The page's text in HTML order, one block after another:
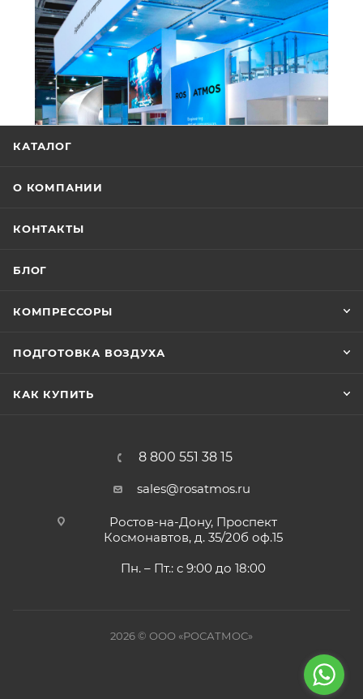
КАТАЛОГ
О КОМПАНИИ
КОНТАКТЫ
БЛОГ
КОМПРЕССОРЫ
ПОДГОТОВКА ВОЗДУХА
КАК КУПИТЬ
8 800 551 38 15
sales@rosatmos.ru
Ростов-на-Дону, Проспект
Космонавтов, д. 35/20б оф.15
Пн. – Пт.: с 9:00 до 18:00
2026 © ООО «РОСАТМОС»